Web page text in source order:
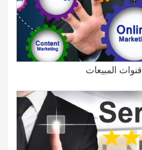
قنوات المبيعات